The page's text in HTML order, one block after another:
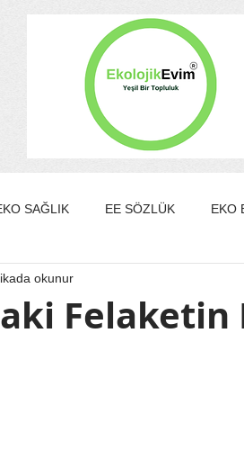
SAĞLIK EE SÖZLÜK EKO
EKO KÜLTÜR&SANAT
okunur